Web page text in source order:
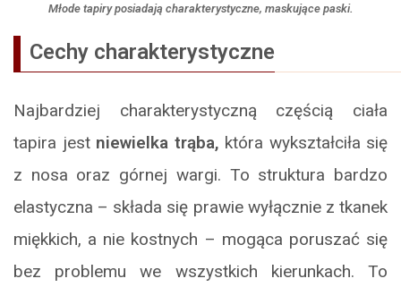
Młode tapiry posiadają charakterystyczne, maskujące paski.
Cechy charakterystyczne
Najbardziej charakterystyczną częścią ciała
tapira jest niewielka trąba, która wykształciła się
z nosa oraz górnej wargi. To struktura bardzo
elastyczna – składa się prawie wyłącznie z tkanek
miękkich, a nie kostnych – mogąca poruszać się
bez problemu we wszystkich kierunkach. To